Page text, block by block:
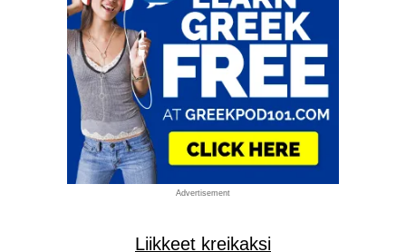
Advertisement
Liikkeet kreikaksi